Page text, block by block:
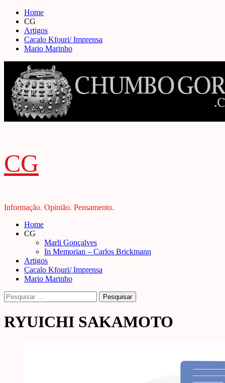
Skip
content
Home
CG
Artigos
Cacalo Kfouri/ Imprensa
Mario Marinho
CG
Informação. Opinião. Pensamento.
Primary
Menu
Home
CG
Marli Gonçalves
In Memorian – Carlos Brickmann
Artigos
Cacalo Kfouri/ Imprensa
Mario Marinho
Pesquisar
por:
RYUICHI SAKAMOTO